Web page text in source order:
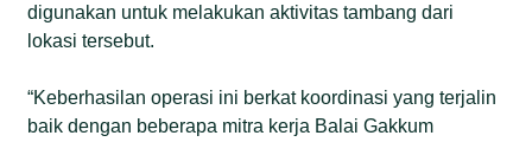
digunakan untuk melakukan aktivitas tambang dari
lokasi tersebut.
“Keberhasilan operasi ini berkat koordinasi yang terjalin
baik dengan beberapa mitra kerja Balai Gakkum